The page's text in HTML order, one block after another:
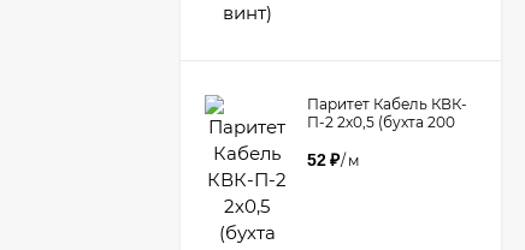
Паритет Кабель КВК-
П-2 2х0,5 (бухта 200
52₽/ м